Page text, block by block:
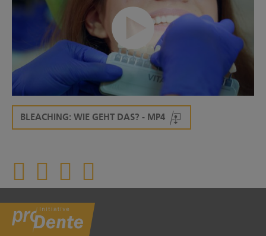
00:00/00:29
BLEACHING: WIE GEHT DAS? - MP4